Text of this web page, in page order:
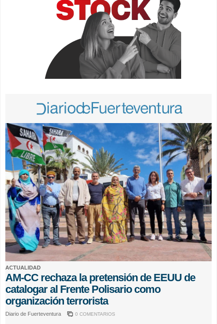
ACTUALIDAD
AM-CC rechaza la pretensión de EEUU de
catalogar al Frente Polisario como
organización terrorista
Diario de Fuerteventura 0 COMENTARIOS